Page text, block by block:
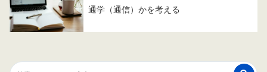
通学（通信）かを考える